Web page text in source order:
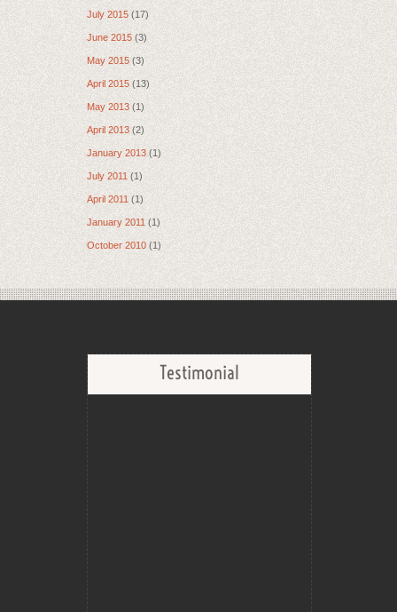
July 2015 (17)
June 2015 (3)
May 2015 (3)
April 2015 (13)
May 2013 (1)
April 2013 (2)
January 2013 (1)
July 2011 (1)
April 2011 (1)
January 2011 (1)
October 2010 (1)
Testimonial